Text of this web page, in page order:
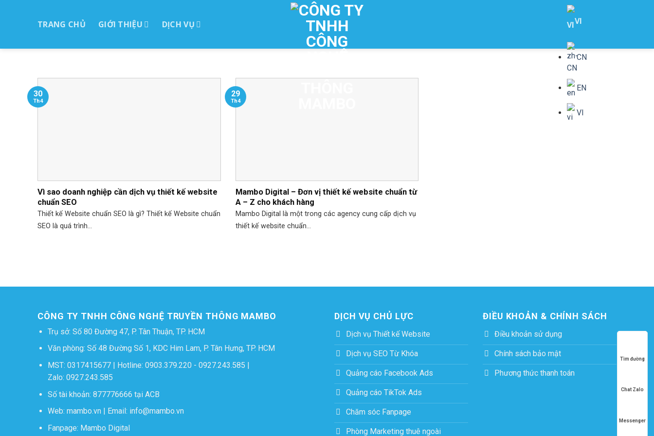
TRANG CHỦ GIỚI THIỆU DỊCH VỤ VI
EN
VI
Vì sao doanh nghiệp cần dịch vụ thiết kế website
chuẩn SEO
Thiết kế Website chuẩn SEO là gì? Thiết kế Website chuẩn
SEO là quá trình...
30
Th4
Mambo Digital – Đơn vị thiết kế website chuẩn từ
A – Z cho khách hàng
Mambo Digital là một trong các agency cung cấp dịch vụ
thiết kế website chuẩn...
29
Th4
CÔNG TY TNHH CÔNG NGHỆ TRUYỀN THÔNG MAMBO
Trụ sở: Số 80 Đường 47, P. Tân Thuận, TP. HCM
Văn phòng: Số 48 Đường Số 1, KDC Him Lam, P. Tân Hưng, TP. HCM
MST: 0317415677 | Hotline: 0903.379.220- 0927.243.585 |
Zalo: 0927.243.585
Số tài khoản: 877776666 tại ACB
Web: mambo.vn| Email: info@mambo.vn
Fanpage: Mambo Digital
DỊCH VỤ CHỦ LỰC
Dịch vụ Thiết kế Website
Dịch vụ SEO Từ Khóa
Quảng cáo Facebook Ads
Quảng cáo TikTok Ads
Chăm sóc Fanpage
Phòng Marketing thuê ngoài
ĐIỀU KHOẢN & CHÍNH SÁCH
Điều khoản sử dụng
Chính sách bảo mật
Phương thức thanh toán
Tìm đường
Chat Zalo
Messenger